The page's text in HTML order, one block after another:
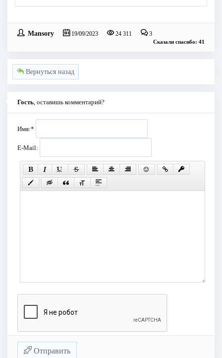
Mansory 19/09/2023 24 311 3
Сказали спасибо: 41
Вернуться назад
Гость , оставишь комментарий?
Имя:*
E-Mail:
Отправить